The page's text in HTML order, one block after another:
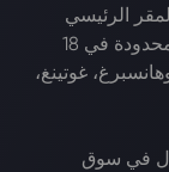
رقم 19 لعام 2012. يقع المقر الرئيسي
لشركة Markets (جنوب إفريقيا) بي تي واي المحدودة في 18
غوتينغ،
في سوق